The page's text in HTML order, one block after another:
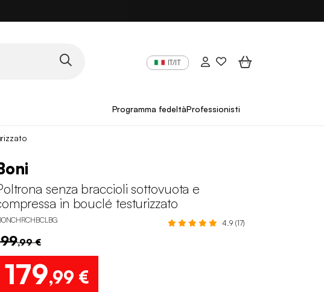
IT/IT
Programma fedeltàProfessionisti
senza braccioli sottovuota e
in bouclé testurizzato
4.9 (17)
,99 €
179,99 €